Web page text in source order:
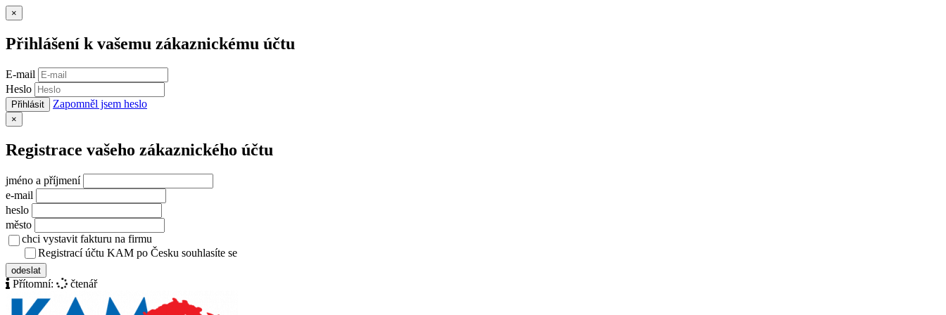
×
Přihlášení k vašemu zákaznickému účtu
E-mail
Heslo
Přihlásit Zapomněl jsem heslo
×
Registrace vašeho zákaznického účtu
jméno a příjmení
e-mail
heslo
město
chci vystavit fakturu na firmu
Registrací účtu KAM po Česku souhlasíte se
odeslat
Přítomní: čtenář